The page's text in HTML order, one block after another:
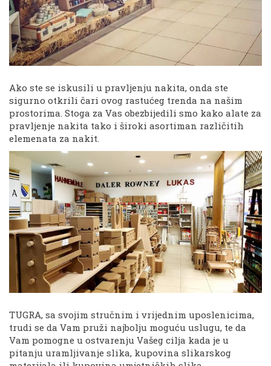
Ako ste se iskusili u pravljenju nakita, onda ste
sigurno otkrili čari ovog rastućeg trenda na našim
prostorima. Stoga za Vas obezbijedili smo kako alate za
pravljenje nakita tako i široki asortiman različitih
elemenata za nakit.
TUGRA, sa svojim stručnim i vrijednim uposlenicima,
trudi se da Vam pruži najbolju moguću uslugu, te da
Vam pomogne u ostvarenju Vašeg cilja kada je u
pitanju uramljivanje slika, kupovina slikarskog